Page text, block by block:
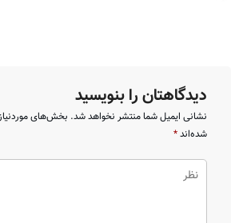
دیدگاهتان را بنویسید
نشانی ایمیل شما منتشر نخواهد شد. بخش‌های
شده‌اند*